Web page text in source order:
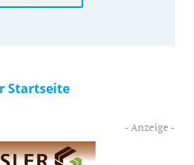
Startseite